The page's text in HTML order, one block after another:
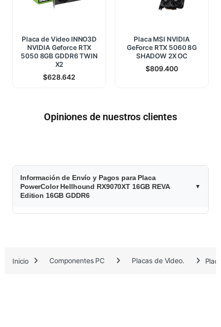
Placa de Video INNO3D
NVIDIA Geforce RTX
5050 8GB GDDR6 TWIN
X2
$628.642
Placa MSI NVIDIA
GeForce RTX 5060 8G
SHADOW 2X OC
$809.400
Opiniones de nuestros clientes
$
1
.
9
Información de Envío y Pagos para Placa
PowerColor Hellhound RX9070XT 16GB REVA
Edition 16GB GDDR6
Inicio Componentes PC Placas de Video.